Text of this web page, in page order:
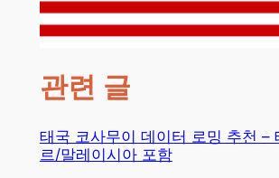
관련 글
태국 코사무이 데이터 로밍 추천 –
르/말레이시아 포함